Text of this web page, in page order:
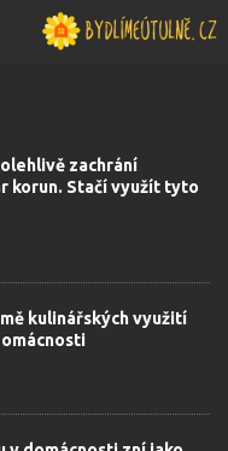
zachrání
korun. Stačí využít tyto
kulinářských využití